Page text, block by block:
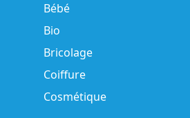
Bébé
Bio
Bricolage
Coiffure
Cosmétique